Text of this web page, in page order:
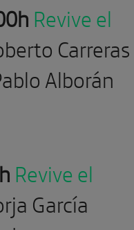
Revive el
Carreras
Alborán
Revive el
García